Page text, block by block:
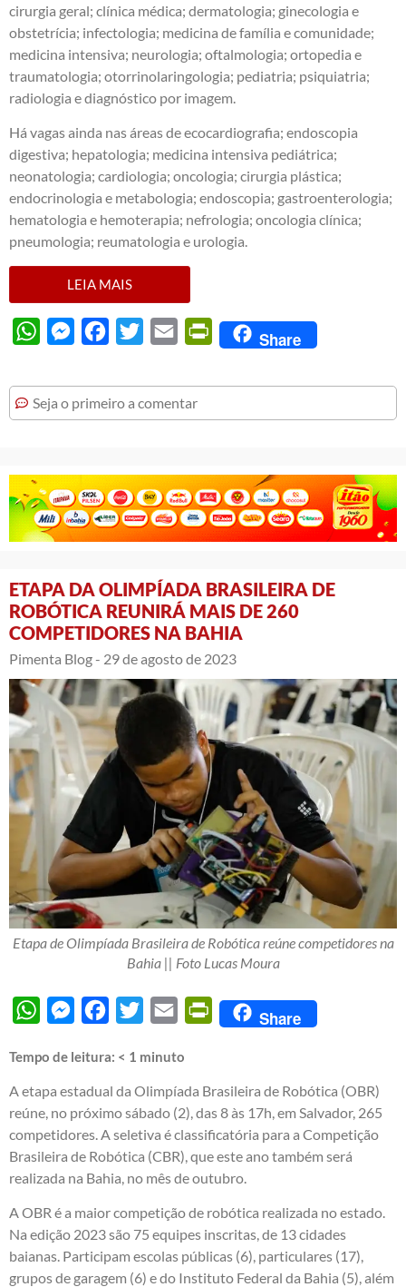
cirurgia geral; clínica médica; dermatologia; ginecologia e
obstetrícia; infectologia; medicina de família e comunidade;
medicina intensiva; neurologia; oftalmologia; ortopedia e
traumatologia; otorrinolaringologia; pediatria; psiquiatria;
radiologia e diagnóstico por imagem.
Há vagas ainda nas áreas de ecocardiografia; endoscopia
digestiva; hepatologia; medicina intensiva pediátrica;
neonatologia; cardiologia; oncologia; cirurgia plástica;
endocrinologia e metabologia; endoscopia; gastroenterologia;
hematologia e hemoterapia; nefrologia; oncologia clínica;
pneumologia; reumatologia e urologia.
LEIA MAIS
WhatsAppMessengerFacebook
Twitter Email PrintFriendly
Share
Seja o primeiro a comentar
ETAPA DA OLIMPÍADA BRASILEIRA DE
ROBÓTICA REUNIRÁ MAIS DE 260
COMPETIDORES NA BAHIA
Pimenta Blog - 29 de agosto de 2023
Etapa de Olimpíada Brasileira de Robótica reúne competidores na
Bahia || Foto Lucas Moura
WhatsAppMessengerFacebook
Twitter Email PrintFriendly
Share
Tempo de leitura: < 1 minuto
A etapa estadual da Olimpíada Brasileira de Robótica (OBR)
reúne, no próximo sábado (2), das 8 às 17h, em Salvador, 265
competidores. A seletiva é classificatória para a Competição
Brasileira de Robótica (CBR), que este ano também será
realizada na Bahia, no mês de outubro.
A OBR é a maior competição de robótica realizada no estado.
Na edição 2023 são 75 equipes inscritas, de 13 cidades
baianas. Participam escolas públicas (6), particulares (17),
grupos de garagem (6) e do Instituto Federal da Bahia (5), além